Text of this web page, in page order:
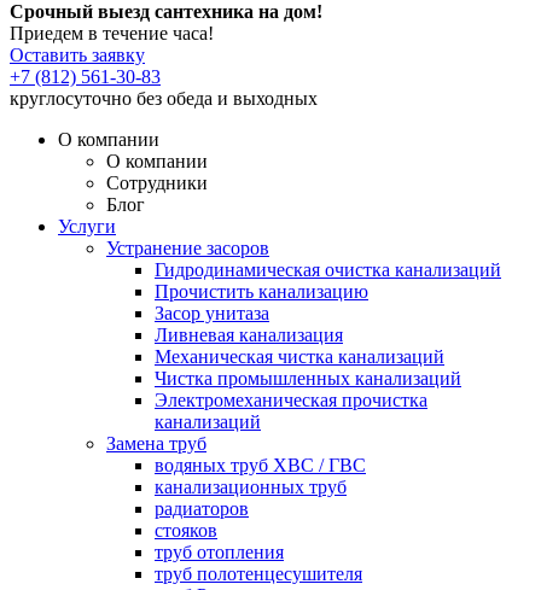
Срочный выезд сантехника на дом!
Приедем в течение часа!
Оставить заявку
+7 (812) 561-30-83
круглосуточно без обеда и выходных
О компании
О компании
Сотрудники
Блог
Услуги
Устранение засоров
Гидродинамическая очистка канализаций
Прочистить канализацию
Засор унитаза
Ливневая канализация
Механическая чистка канализаций
Чистка промышленных канализаций
Электромеханическая прочистка
канализаций
Замена труб
водяных труб ХВС / ГВС
канализационных труб
радиаторов
стояков
труб отопления
труб полотенцесушителя